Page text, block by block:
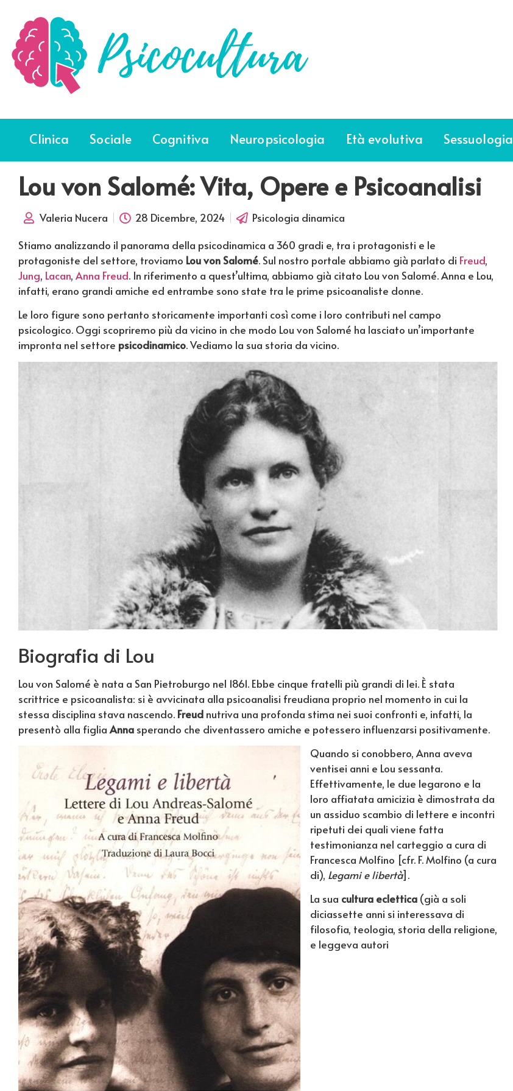
Clinica Sociale Cognitiva Neuropsicologia Età evolutiva Sessuologia
Lou von Salomé: Vita, Opere e Psicoanalisi
Valeria Nucera 28 Dicembre, 2024
Psicologia dinamica
Stiamo analizzando il panorama della psicodinamica a 360 gradi e, tra i protagonisti e le
protagoniste del settore, troviamo Lou von Salomé. Sul nostro portale abbiamo già parlato di Freud,
Jung, Lacan, Anna Freud. In riferimento a quest’ultima, abbiamo già citato Lou von Salomé. Anna e Lou,
infatti, erano grandi amiche ed entrambe sono state tra le prime psicoanaliste donne.
Le loro figure sono pertanto storicamente importanti così come i loro contributi nel campo
psicologico. Oggi scopriremo più da vicino in che modo Lou von Salomé ha lasciato un’importante
impronta nel settore psicodinamico. Vediamo la sua storia da vicino.
Biografia di Lou
Lou von Salomé è nata a San Pietroburgo nel 1861. Ebbe cinque fratelli più grandi di lei. È stata
scrittrice e psicoanalista: si è avvicinata alla psicoanalisi freudiana proprio nel momento in cui la
stessa disciplina stava nascendo. Freud nutriva una profonda stima nei suoi confronti e, infatti, la
presentò alla figlia Anna sperando che diventassero amiche e potessero influenzarsi positivamente.
Quando si conobbero, Anna aveva
ventisei anni e Lou sessanta.
Effettivamente, le due legarono e la
loro affiatata amicizia è dimostrata da
un assiduo scambio di lettere e incontri
ripetuti dei quali viene fatta
testimonianza nel carteggio a cura di
Francesca Molfino [cfr. F. Molfino (a cura
di), Legami e libertà].
La sua cultura eclettica (già a soli
diciassette anni si interessava di
filosofia, teologia, storia della religione,
e leggeva autori